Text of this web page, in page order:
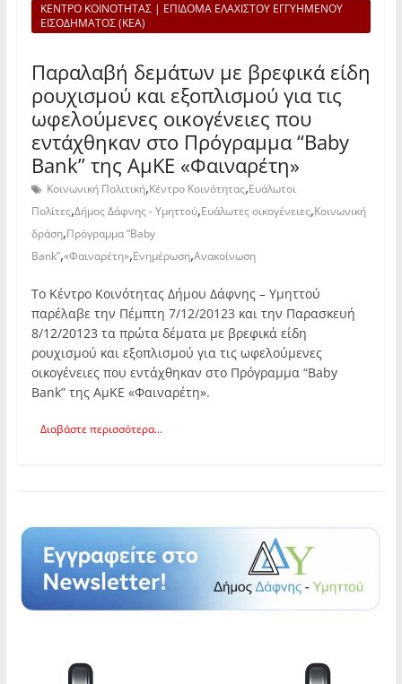
ΚΕΝΤΡΟ ΚΟΙΝΟΤΗΤΑΣ | ΕΠΙΔΟΜΑ ΕΛΑΧΙΣΤΟΥ ΕΓΓΥΗΜΕΝΟΥ
ΕΙΣΟΔΗΜΑΤΟΣ (ΚΕΑ)
Παραλαβή δεμάτων με βρεφικά είδη
ρουχισμού και εξοπλισμού για τις
ωφελούμενες οικογένειες που
εντάχθηκαν στο Πρόγραμμα “Baby
Bank” της ΑμΚΕ «Φαιναρέτη»
Κοινωνική Πολιτική,Κέντρο Κοινότητας,Ευάλωτοι
Πολίτες,Δήμος Δάφνης - Υμηττού,Ευάλωτες οικογένειες,Κοινωνική
δράση,Πρόγραμμα “Baby
Bank”,«Φαιναρέτη»,Ενημέρωση,Ανακοίνωση
Το Κέντρο Κοινότητας Δήμου Δάφνης – Υμηττού
παρέλαβε την Πέμπτη 7/12/20123 και την Παρασκευή
8/12/20123 τα πρώτα δέματα με βρεφικά είδη
ρουχισμού και εξοπλισμού για τις ωφελούμενες
οικογένειες που εντάχθηκαν στο Πρόγραμμα “Baby
Bank” της ΑμΚΕ «Φαιναρέτη».
Διαβάστε περισσότερα...